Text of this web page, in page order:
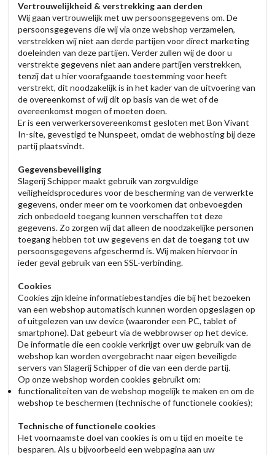
Vertrouwelijkheid & verstrekking aan derden
Wij gaan vertrouwelijk met uw persoonsgegevens om. De
persoonsgegevens die wij via onze webshop verzamelen,
verstrekken wij niet aan derde partijen voor direct marketing
doeleinden van deze partijen. Verder zullen wij de door u
verstrekte gegevens niet aan andere partijen verstrekken,
tenzij dat u hier voorafgaande toestemming voor heeft
verstrekt, dit noodzakelijk is in het kader van de uitvoering van
de overeenkomst of wij dit op basis van de wet of de
overeenkomst mogen of moeten doen.
Er is een verwerkersovereenkomst gesloten met Bon Vivant
In-site, gevestigd te Nunspeet, omdat de webhosting bij deze
partij plaatsvindt.
Gegevensbeveiliging
Slagerij Schipper maakt gebruik van zorgvuldige
veiligheidsprocedures voor de bescherming van de verwerkte
gegevens, onder meer om te voorkomen dat onbevoegden
zich onbedoeld toegang kunnen verschaffen tot deze
gegevens. Zo zorgen wij dat alleen de noodzakelijke personen
toegang hebben tot uw gegevens en dat de toegang tot uw
persoonsgegevens afgeschermd is. Wij maken hiervoor in
ieder geval gebruik van een SSL-verbinding.
Cookies
Cookies zijn kleine informatiebestandjes die bij het bezoeken
van een webshop automatisch kunnen worden opgeslagen op
of uitgelezen van uw device (waaronder een PC, tablet of
smartphone). Dat gebeurt via de webbrowser op het device.
De informatie die een cookie verkrijgt over uw gebruik van de
webshop kan worden overgebracht naar eigen beveiligde
servers van Slagerij Schipper of die van een derde partij.
Op onze webshop worden cookies gebruikt om:
functionaliteiten van de webshop mogelijk te maken en om de
webshop te beschermen (technische of functionele cookies);
Technische of functionele cookies
Het voornaamste doel van cookies is om u tijd en moeite te
besparen. Als u bijvoorbeeld een webpagina aan uw